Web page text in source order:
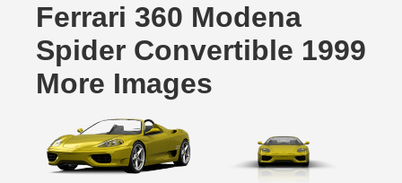
Ferrari 360 Modena
Spider Convertible 1999
More Images